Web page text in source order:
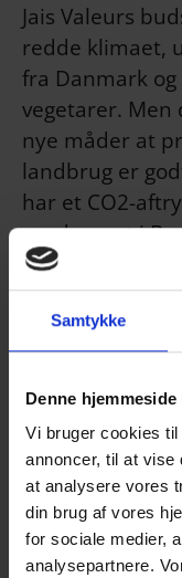
Samtykke
Denne
Vi bruger cookies
annoncer, til at vise
at analysere vores
din brug af vores
for sociale medier,
analysepartnere.
Jais Valeurs
redde klimaet,
fra Danmark
vegetarer.
nye måder at
landbrug er
har et CO2-
produceret i
19,5 kg CO2.
klima positivt,
produktionen
reducere den.
Danish Crown,
2005, og fra
klimaneutral.
Det høje
medvirkende